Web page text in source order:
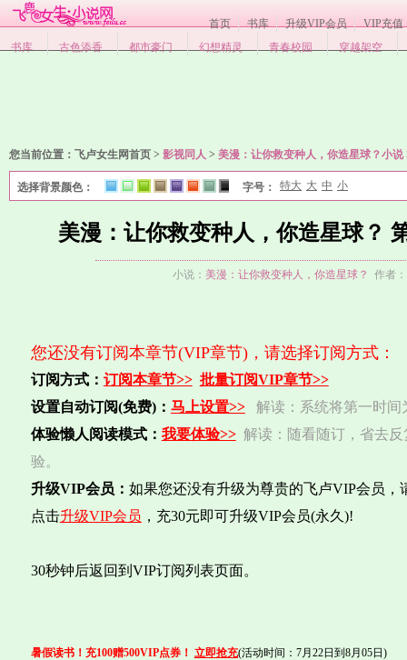
首页 书库 升级VIP会员
VIP充值
书库
古色添香 都市豪门 幻想精灵 青春校园 穿越架空
您当前位置： 飞卢女生网首页 > 影视同人 > 美漫：让你救变种人，你造星球？小说
选择背景颜色：
1
2 3 4 5 6 7 8
字号： 特大 大 中 小
美漫：让你救变种人，你造星球？
小说： 美漫：让你救变种人，你造星球？ 作者：
您还没有订阅本章节(VIP章节)，请选择订阅方式：
订阅方式： 订阅本章节>> 批量订阅VIP章节>>
设置自动订阅(免费)： 马上设置>>
解读：系统将第一时
体验懒人阅读模式： 我要体验>> 解读：随看随订，省去
验。
升级VIP会员： 如果您还没有升级为尊贵的飞卢VIP会员，
点击升级VIP会员 ，充30元即可升级VIP会员(永久)!
30秒钟后返回到VIP订阅列表页面。
暑假读书！充100赠500VIP点券！ 立即抢充(活动时间：7月22日到8月05日)